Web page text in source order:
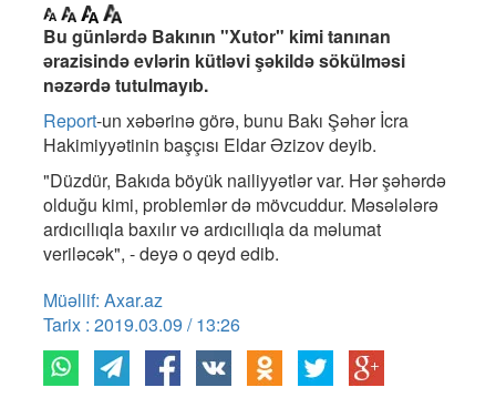
Bu günlərdə Bakının "Xutor" kimi tanınan
ərazisində evlərin kütləvi şəkildə sökülməsi
nəzərdə tutulmayıb.
Report-un xəbərinə görə, bunu Bakı Şəhər İcra
Hakimiyyətinin başçısı Eldar Əzizov deyib.
"Düzdür, Bakıda böyük nailiyyətlər var. Hər şəhərdə
olduğu kimi, problemlər də mövcuddur. Məsələlərə
ardıcıllıqla baxılır və ardıcıllıqla da məlumat
veriləcək", - deyə o qeyd edib.
Müəllif: Axar.az
Tarix : 2019.03.09 / 13:26